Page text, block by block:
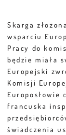
Skarga
wsparciu
Pracy do
będzie miała
Europejski
Komisji
Europosłowie
francuska
świadczenia